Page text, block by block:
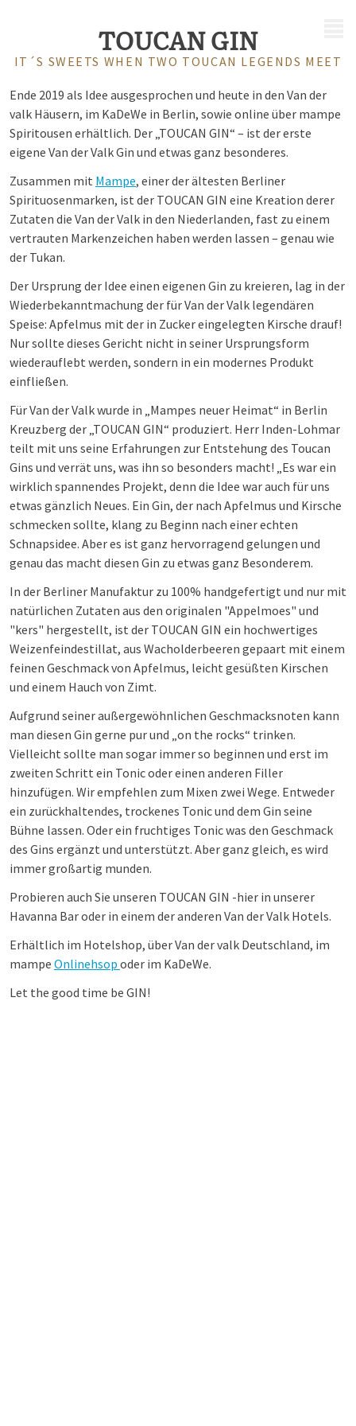
TOUCAN GIN
IT´S SWEETS WHEN TWO TOUCAN LEGENDS MEET
Ende 2019 als Idee ausgesprochen und heute in den Van der
valk Häusern, im KaDeWe in Berlin, sowie online über mampe
Spiritousen erhältlich. Der „TOUCAN GIN“ – ist der erste
eigene Van der Valk Gin und etwas ganz besonderes.
Zusammen mit Mampe, einer der ältesten Berliner
Spirituosenmarken, ist der TOUCAN GIN eine Kreation derer
Zutaten die Van der Valk in den Niederlanden, fast zu einem
vertrauten Markenzeichen haben werden lassen – genau wie
der Tukan.
Der Ursprung der Idee einen eigenen Gin zu kreieren, lag in der
Wiederbekanntmachung der für Van der Valk legendären
Speise: Apfelmus mit der in Zucker eingelegten Kirsche drauf!
Nur sollte dieses Gericht nicht in seiner Ursprungsform
wiederauflebt werden, sondern in ein modernes Produkt
einfließen.
Für Van der Valk wurde in „Mampes neuer Heimat“ in Berlin
Kreuzberg der „TOUCAN GIN“ produziert. Herr Inden-Lohmar
teilt mit uns seine Erfahrungen zur Entstehung des Toucan
Gins und verrät uns, was ihn so besonders macht! „Es war ein
wirklich spannendes Projekt, denn die Idee war auch für uns
etwas gänzlich Neues. Ein Gin, der nach Apfelmus und Kirsche
schmecken sollte, klang zu Beginn nach einer echten
Schnapsidee. Aber es ist ganz hervorragend gelungen und
genau das macht diesen Gin zu etwas ganz Besonderem.
In der Berliner Manufaktur zu 100% handgefertigt und nur mit
natürlichen Zutaten aus den originalen "Appelmoes" und
"kers" hergestellt, ist der TOUCAN GIN ein hochwertiges
Weizenfeindestillat, aus Wacholderbeeren gepaart mit einem
feinen Geschmack von Apfelmus, leicht gesüßten Kirschen
und einem Hauch von Zimt.
Aufgrund seiner außergewöhnlichen Geschmacksnoten kann
man diesen Gin gerne pur und „on the rocks“ trinken.
Vielleicht sollte man sogar immer so beginnen und erst im
zweiten Schritt ein Tonic oder einen anderen Filler
hinzufügen. Wir empfehlen zum Mixen zwei Wege. Entweder
ein zurückhaltendes, trockenes Tonic und dem Gin seine
Bühne lassen. Oder ein fruchtiges Tonic was den Geschmack
des Gins ergänzt und unterstützt. Aber ganz gleich, es wird
immer großartig munden.
Probieren auch Sie unseren TOUCAN GIN -hier in unserer
Havanna Bar oder in einem der anderen Van der Valk Hotels.
Erhältlich im Hotelshop, über Van der valk Deutschland, im
mampe Onlinehsop oder im KaDeWe.
Let the good time be GIN!